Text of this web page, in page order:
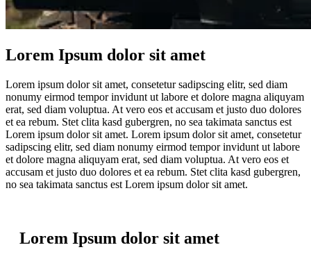
Lorem Ipsum dolor sit amet
Lorem ipsum dolor sit amet, consetetur sadipscing elitr, sed diam
nonumy eirmod tempor invidunt ut labore et dolore magna aliquyam
erat, sed diam voluptua. At vero eos et accusam et justo duo dolores
et ea rebum. Stet clita kasd gubergren, no sea takimata sanctus est
Lorem ipsum dolor sit amet. Lorem ipsum dolor sit amet, consetetur
sadipscing elitr, sed diam nonumy eirmod tempor invidunt ut labore
et dolore magna aliquyam erat, sed diam voluptua. At vero eos et
accusam et justo duo dolores et ea rebum. Stet clita kasd gubergren,
no sea takimata sanctus est Lorem ipsum dolor sit amet.
Lorem Ipsum dolor sit amet